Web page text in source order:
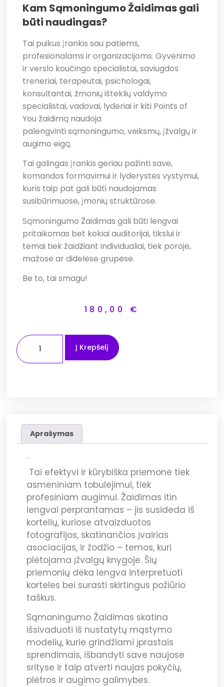
Kam Sąmoningumo Žaidimas gali
būti naudingas?
Tai puikus įrankis sau patiems,
profesionalams ir organizacijoms. Gyvenimo
ir verslo koučingo specialistai, saviugdos
treneriai, terapeutai, psichologai,
konsultantai, žmonių išteklių valdymo
specialistai, vadovai, lyderiai ir kiti Points of
You žaidimą naudoja
palengvinti sąmoningumo, veiksmų, įžvalgų ir
augimo eigą.
Tai galingas įrankis geriau pažinti save,
komandos formavimui ir lyderystės vystymui,
kuris taip pat gali būti naudojamas
susibūrimuose, įmonių struktūrose.
Sąmoningumo Žaidimas gali būti lengvai
pritaikomas bet kokiai auditorijai, tikslui ir
temai tiek žaidžiant individualiai, tiek poroje,
mažose ar didelėse grupėse.
Be to, tai smagu!
180,00 €
Į Krepšelį
Aprašymas
Tai efektyvi ir kūrybiška priemonė tiek
asmeniniam tobulėjimui, tiek
profesiniam augimui. Žaidimas itin
lengvai perprantamas – jis susideda iš
kortelių, kuriose atvaizduotos
fotografijos, skatinančios įvairias
asociacijas, ir žodžio – temos, kuri
plėtojama įžvalgų knygoje. Šių
priemonių dėka lengva interpretuoti
korteles bei surasti skirtingus požiūrio
taškus.
Sąmoningumo Žaidimas skatina
išsivaduoti iš nustatytų mąstymo
modelių, kurie grindžiami įprastais
sprendimais, išbandyti save naujose
srityse ir taip atverti naujas pokyčių,
plėtros ir augimo galimybes.